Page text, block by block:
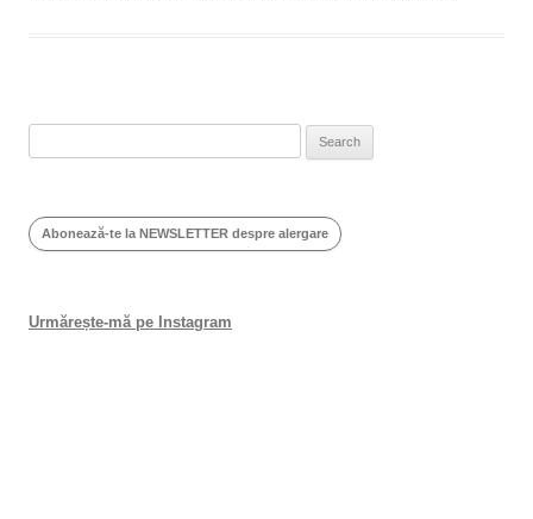
Abonează-te la NEWSLETTER despre alergare
Urmărește-mă pe Instagram